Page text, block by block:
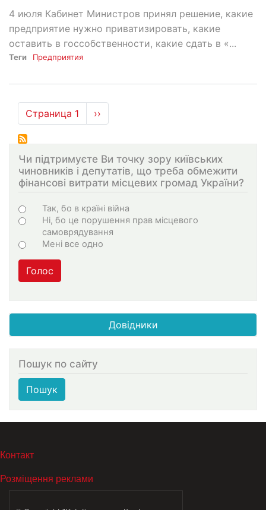
4 июля Кабинет Министров принял решение, какие
предприятие нужно приватизировать, какие
оставить в госсобственности, какие сдать в «...
Теги Предприятия
Нумерация
страниц
Страница 1
Следующая
страница
››
Чи підтримуєте Ви точку зору київських
чиновників і депутатів, що треба обмежити
фінансові витрати місцевих громад України?
Choices
Так, бо в країні війна
Ні, бо це порушення прав місцевого
самоврядування
Мені все одно
Голос
Довідники
Пошук по сайту
Пошук
МЕНЮ В ПОДВАЛЕ
Контакт
Розміщення реклами